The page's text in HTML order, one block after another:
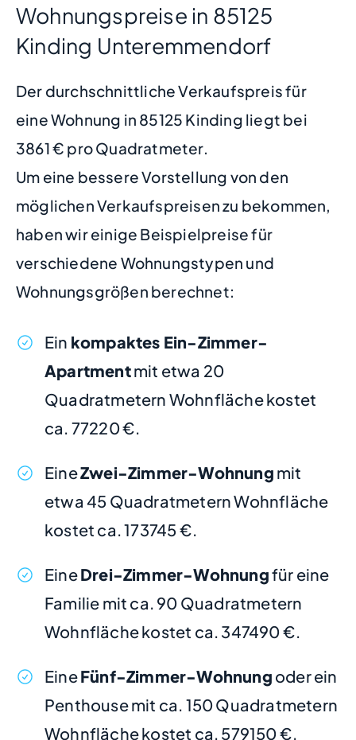
Wohnungspreise in 85125
Kinding Unteremmendorf
Der durchschnittliche Verkaufspreis für
eine Wohnung in 85125 Kinding liegt bei
3861 € pro Quadratmeter.
Um eine bessere Vorstellung von den
möglichen Verkaufspreisen zu bekommen,
haben wir einige Beispielpreise für
verschiedene Wohnungstypen und
Wohnungsgrößen berechnet:
Ein kompaktes Ein-Zimmer-
Apartmentmit etwa 20
Quadratmetern Wohnfläche kostet
ca. 77220 €.
EineZwei-Zimmer-Wohnung mit
etwa 45 Quadratmetern Wohnfläche
kostet ca. 173745 €.
EineDrei-Zimmer-Wohnungfür eine
Familie mit ca. 90 Quadratmetern
Wohnfläche kostet ca. 347490 €.
EineFünf-Zimmer-Wohnung oder ein
Penthouse mit ca. 150 Quadratmetern
Wohnfläche kostet ca. 579150 €.